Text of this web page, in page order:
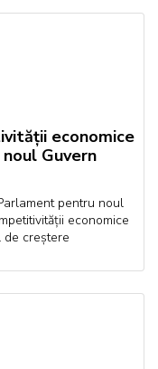
economice
Guvern
pentru noul
economice
de creștere